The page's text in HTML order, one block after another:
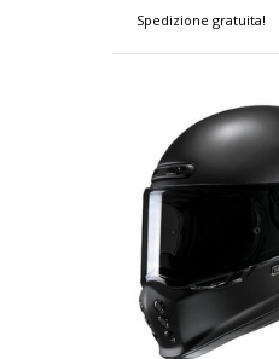
Spedizione gratuita!